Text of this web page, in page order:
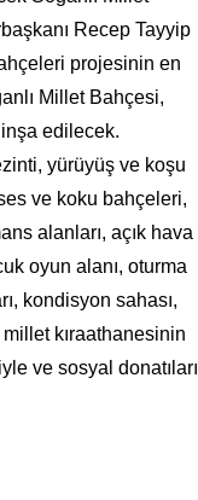
Recep Tayyip
projesinin en
Millet Bahçesi,
edilecek.
yürüyüş ve koşu
ve koku bahçeleri,
alanları, açık hava
oyun alanı, oturma
kondisyon sahası,
kıraathanesinin
ve sosyal donatıları